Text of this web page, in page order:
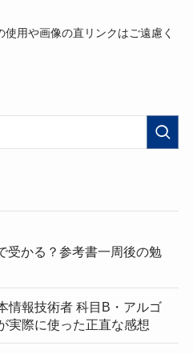
用や画像の直リンクはご遠慮く
受かる？参考書一周後の勉
情報技術者 科目B・アルゴ
実際に使った正直な感想